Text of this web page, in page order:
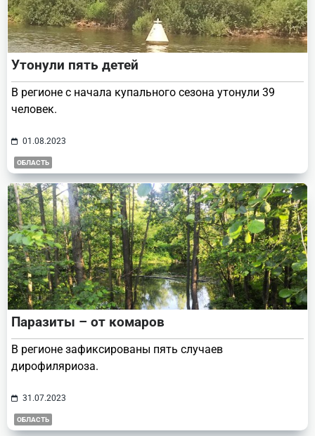
Утонули пять детей
В регионе с начала купального сезона утонули 39
человек.
01.08.2023
ОБЛАСТЬ
Паразиты – от комаров
В регионе зафиксированы пять случаев
дирофиляриоза.
31.07.2023
ОБЛАСТЬ